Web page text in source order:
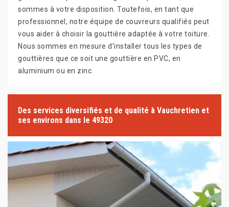
sommes à votre disposition. Toutefois, en tant que
professionnel, notre équipe de couvreurs qualifiés peut
vous aider à choisir la gouttière adaptée à votre toiture.
Nous sommes en mesure d’installer tous les types de
gouttières que ce soit une gouttière en PVC, en
aluminium ou en zinc.
Des services diversifiés et de qualité à Vauchretien et
ses environs dans le 49320